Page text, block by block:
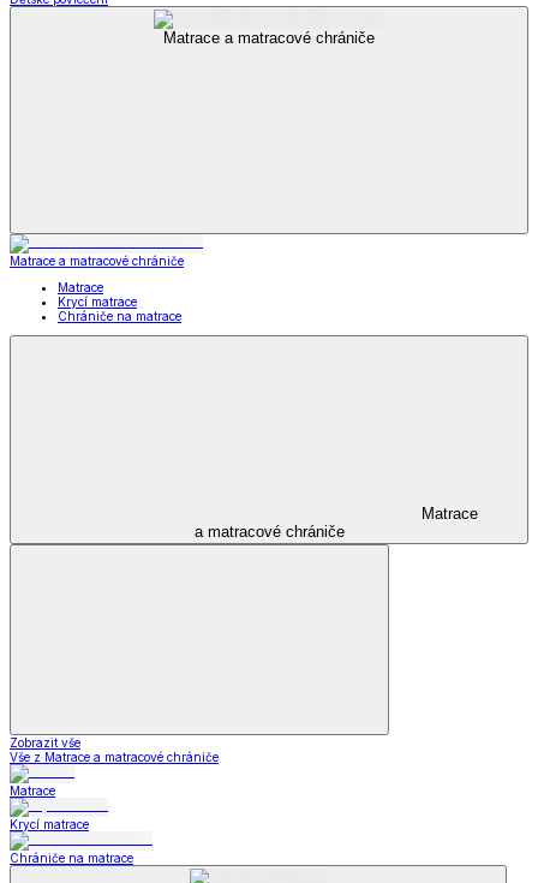
Matrace a matracové chrániče
Matrace a matracové chrániče
Matrace
Krycí matrace
Chrániče na matrace
Matrace
a matracové chrániče
Zobrazit vše
Vše z Matrace a matracové chrániče
Matrace
Krycí matrace
Chrániče na matrace